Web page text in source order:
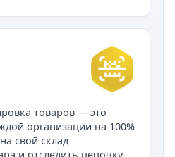
товаров — это
организации на 100%
свой склад